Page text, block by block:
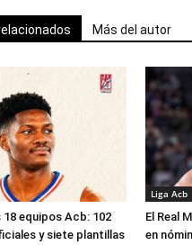
Más del autor
equipos Acb: 102
y siete plantillas
Liga Acb
El Real
en